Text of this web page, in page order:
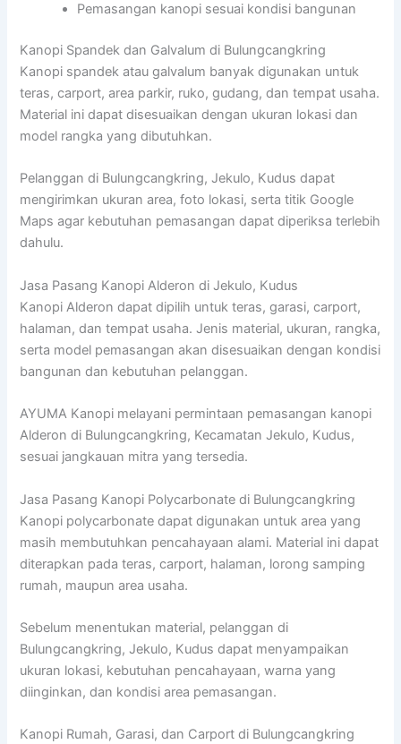
Pemasangan kanopi sesuai kondisi bangunan
Kanopi Spandek dan Galvalum di Bulungcangkring
Kanopi spandek atau galvalum banyak digunakan untuk
teras, carport, area parkir, ruko, gudang, dan tempat usaha.
Material ini dapat disesuaikan dengan ukuran lokasi dan
model rangka yang dibutuhkan.
Pelanggan di Bulungcangkring, Jekulo, Kudus dapat
mengirimkan ukuran area, foto lokasi, serta titik Google
Maps agar kebutuhan pemasangan dapat diperiksa terlebih
dahulu.
Jasa Pasang Kanopi Alderon di Jekulo, Kudus
Kanopi Alderon dapat dipilih untuk teras, garasi, carport,
halaman, dan tempat usaha. Jenis material, ukuran, rangka,
serta model pemasangan akan disesuaikan dengan kondisi
bangunan dan kebutuhan pelanggan.
AYUMA Kanopi melayani permintaan pemasangan kanopi
Alderon di Bulungcangkring, Kecamatan Jekulo, Kudus,
sesuai jangkauan mitra yang tersedia.
Jasa Pasang Kanopi Polycarbonate di Bulungcangkring
Kanopi polycarbonate dapat digunakan untuk area yang
masih membutuhkan pencahayaan alami. Material ini dapat
diterapkan pada teras, carport, halaman, lorong samping
rumah, maupun area usaha.
Sebelum menentukan material, pelanggan di
Bulungcangkring, Jekulo, Kudus dapat menyampaikan
ukuran lokasi, kebutuhan pencahayaan, warna yang
diinginkan, dan kondisi area pemasangan.
Kanopi Rumah, Garasi, dan Carport di Bulungcangkring